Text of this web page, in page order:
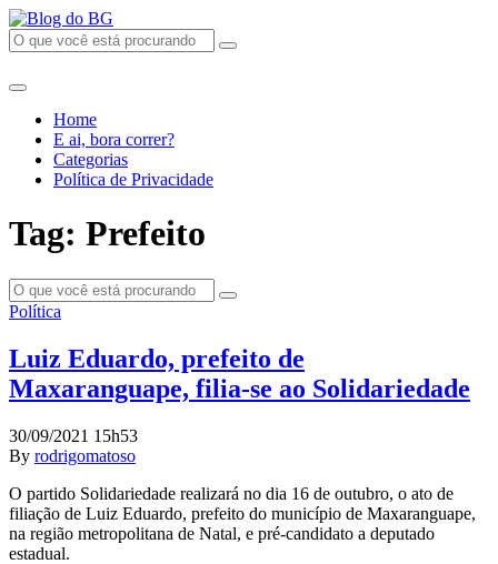
Home
E ai, bora correr?
Categorias
Política de Privacidade
Tag: Prefeito
Política
Luiz Eduardo, prefeito de
Maxaranguape, filia-se ao Solidariedade
30/09/2021 15h53
By rodrigomatoso
O partido Solidariedade realizará no dia 16 de outubro, o ato de
filiação de Luiz Eduardo, prefeito do município de Maxaranguape,
na região metropolitana de Natal, e pré-candidato a deputado
estadual.